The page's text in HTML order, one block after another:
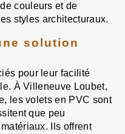
couleurs et de
styles architecturaux.
solution
pour leur facilité
À Villeneuve Loubet,
les volets en PVC sont
que peu
Ils offrent